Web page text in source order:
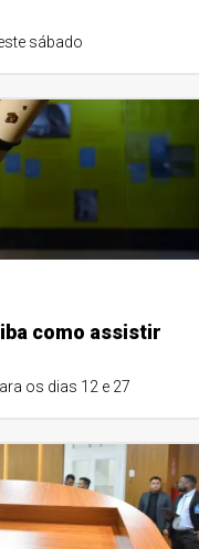
sábado
como assistir
os dias 12 e 27